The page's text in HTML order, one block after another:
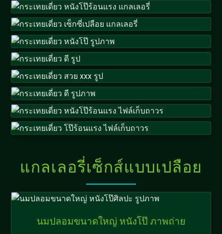
แกลเลอรี่เซ็กส์แบบเปลือย
นมปลอมขนาดใหญ่ หนังโป๊ ภาพถ่าย